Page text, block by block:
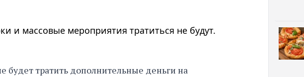
и массовые мероприятия тратиться не будут.
будет тратить дополнительные деньги на